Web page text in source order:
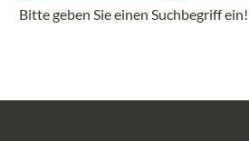
Bitte geben Sie einen Suchbegriff ein!